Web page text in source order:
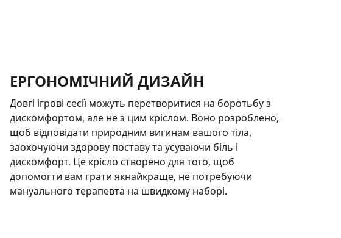
ЕРГОНОМІЧНИЙ ДИЗАЙН
Довгі ігрові сесії можуть перетворитися на боротьбу з
дискомфортом, але не з цим кріслом. Воно розроблено,
щоб відповідати природним вигинам вашого тіла,
заохочуючи здорову поставу та усуваючи біль і
дискомфорт. Це крісло створено для того, щоб
допомогти вам грати якнайкраще, не потребуючи
мануального терапевта на швидкому наборі.